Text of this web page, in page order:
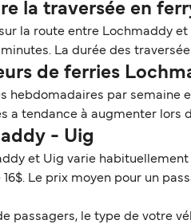
la traversée en
la route entre Lochmaddy
La durée des
de ferries
hebdomadaires par
a tendance à augmenter lors
- Uig
et Uig varie
Le prix moyen pour un
passagers, le type de votre